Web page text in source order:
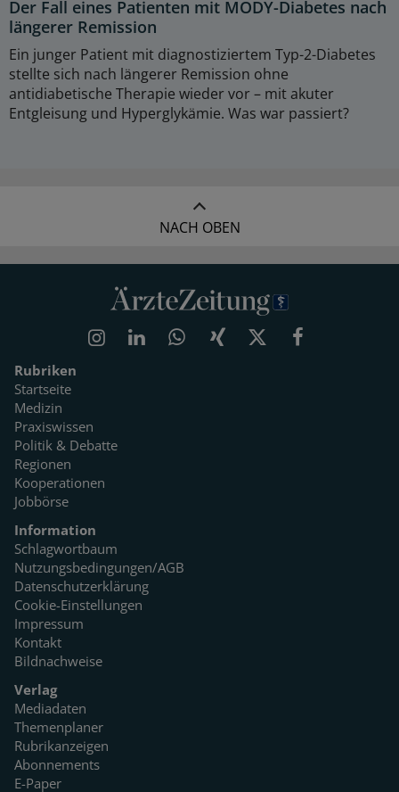
Der Fall eines Patienten mit MODY-Diabetes nach
längerer Remission
Ein junger Patient mit diagnostiziertem Typ-2-Diabetes
stellte sich nach längerer Remission ohne
antidiabetische Therapie wieder vor – mit akuter
Entgleisung und Hyperglykämie. Was war passiert?
NACH OBEN
Rubriken
Startseite
Medizin
Praxiswissen
Politik & Debatte
Regionen
Kooperationen
Jobbörse
Information
Schlagwortbaum
Nutzungsbedingungen/AGB
Datenschutzerklärung
Cookie-Einstellungen
Impressum
Kontakt
Bildnachweise
Verlag
Mediadaten
Themenplaner
Rubrikanzeigen
Abonnements
E-Paper